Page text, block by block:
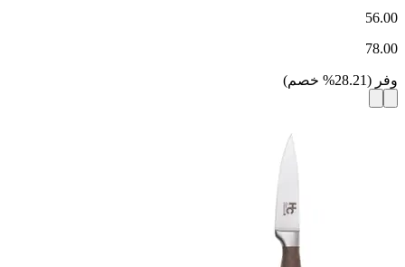
56.00
78.00
وفر (
28.21
% خصم)